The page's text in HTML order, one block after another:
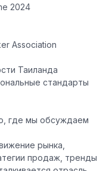
2024
Association
Таиланда
стандарты
где мы обсуждаем
рынка,
продаж, тренды